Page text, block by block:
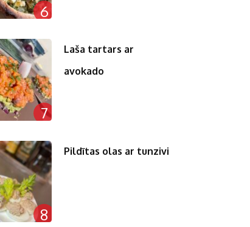
6
7
Laša tartars ar
avokado
8
Pildītas olas ar tunzivi